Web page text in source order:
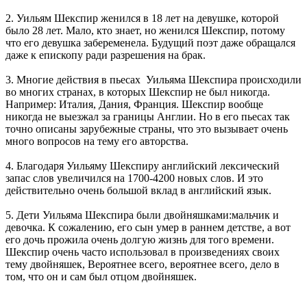
2. Уильям Шекспир женился в 18 лет на девушке, которой
было 28 лет. Мало, кто знает, но женился Шекспир, потому
что его девушка забеременела. Будущий поэт даже обращался
даже к епископу ради разрешения на брак.
3. Многие действия в пьесах Уильяма Шекспира происходили
во многих странах, в которых Шекспир не был никогда.
Например: Италия, Дания, Франция. Шекспир вообще
никогда не выезжал за границы Англии. Но в его пьесах так
точно описаны зарубежные страны, что это вызывает очень
много вопросов на тему его авторства.
4. Благодаря Уильяму Шекспиру английский лексический
запас слов увеличился на 1700-4200 новых слов. И это
действительно очень большой вклад в английский язык.
5. Дети Уильяма Шекспира были двойняшками:мальчик и
девочка. К сожалению, его сын умер в раннем детстве, а вот
его дочь прожила очень долгую жизнь для того времени.
Шекспир очень часто использовал в произведениях своих
тему двойняшек, Вероятнее всего, вероятнее всего, дело в
том, что он и сам был отцом двойняшек.